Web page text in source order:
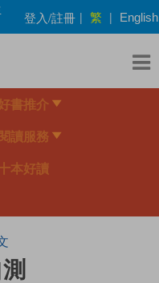
登入/註冊 | 繁 | English
書推介
閱讀服務
本好讀